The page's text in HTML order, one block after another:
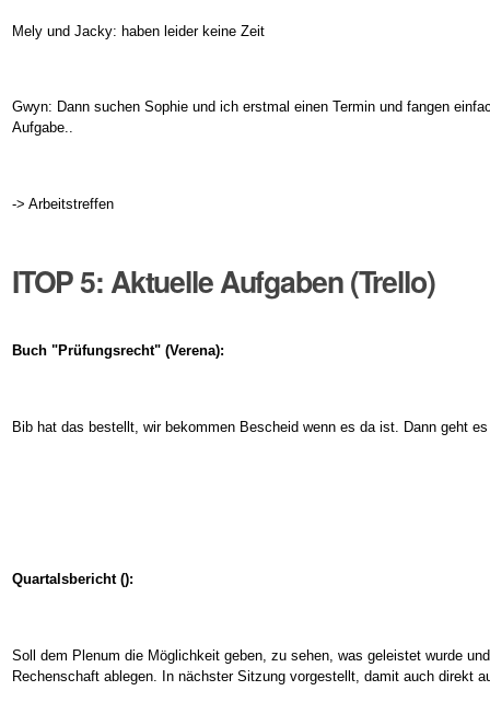
Mely und Jacky: haben leider keine Zeit
Gwyn: Dann suchen Sophie und ich erstmal einen Termin und fangen
Aufgabe..
-> Arbeitstreffen
ITOP 5: Aktuelle Aufgaben (Trello)
Buch "Prüfungsrecht" (Verena):
Bib hat das bestellt, wir bekommen Bescheid wenn es da ist. Dann geht
Quartalsbericht ():
Soll dem Plenum die Möglichkeit geben, zu sehen, was geleistet wurde
Rechenschaft ablegen. In nächster Sitzung vorgestellt, damit auch direkt